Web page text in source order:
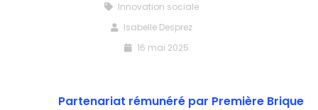
Innovation sociale
Isabelle Desprez
16 mai 2025
Partenariat rémunéré par Première Brique